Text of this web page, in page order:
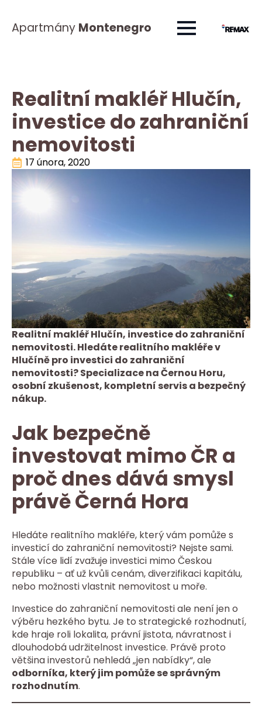
Apartmány Montenegro
Realitní makléř Hlučín,
investice do zahraniční
nemovitosti
17 února, 2020
Realitní makléř Hlučín, investice do zahraniční
nemovitosti. Hledáte realitního makléře v
Hlučíně pro investici do zahraniční
nemovitosti? Specializace na Černou Horu,
osobní zkušenost, kompletní servis a bezpečný
nákup.
Jak bezpečně
investovat mimo ČR a
proč dnes dává smysl
právě Černá Hora
Hledáte realitního makléře, který vám pomůže s
investicí do zahraniční nemovitosti? Nejste sami.
Stále více lidí zvažuje investici mimo Českou
republiku – ať už kvůli cenám, diverzifikaci kapitálu,
nebo možnosti vlastnit nemovitost u moře.
Investice do zahraniční nemovitosti ale není jen o
výběru hezkého bytu. Je to strategické rozhodnutí,
kde hraje roli lokalita, právní jistota, návratnost i
dlouhodobá udržitelnost investice. Právě proto
většina investorů nehledá „jen nabídky“, ale
odborníka, který jim pomůže se správným
rozhodnutím.